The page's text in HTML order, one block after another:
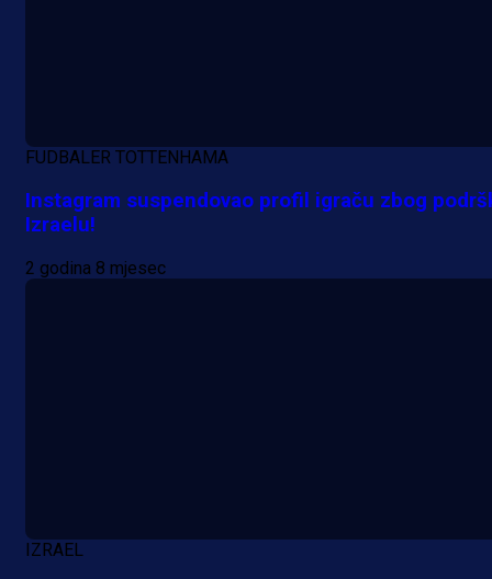
Počinje Premijer liga BiH: Pronađi
FUDBALER TOTTENHAMA
Instagram suspendovao profil igraču zbog
Izraelu!
2 godina 8 mjesec
IZRAEL